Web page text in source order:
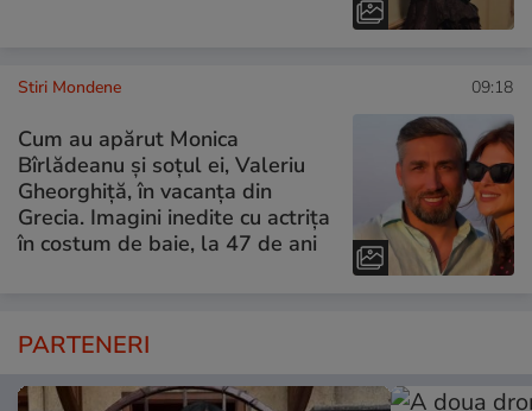
Stiri Mondene 09:18
Cum au apărut Monica
Bîrlădeanu și soțul ei, Valeriu
Gheorghiță, în vacanța din
Grecia. Imagini inedite cu actrița
în costum de baie, la 47 de ani
PARTENERI